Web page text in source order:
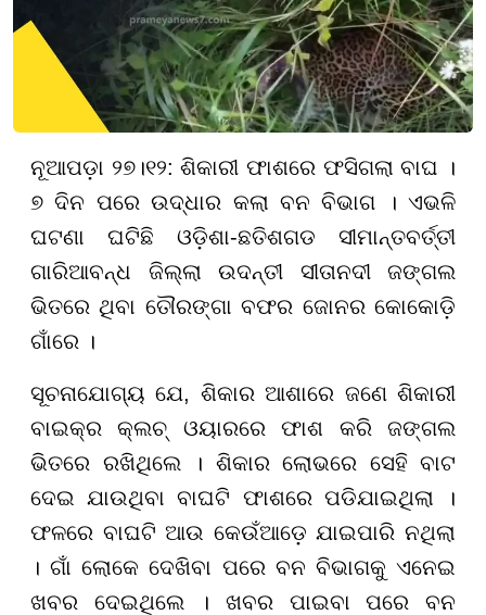
ନୂଆପଡ଼ା ୨୭।୧୨: ଶିକାରୀ ଫାଶରେ ଫସିଗଲା ବାଘ ।
୭ ଦିନ ପରେ ଉଦ୍ଧାର କଲା ବନ ବିଭାଗ । ଏଭଳି
ଘଟଣା ଘଟିଛି ଓଡ଼ିଶା-ଛତିଶଗଡ ସୀମାନ୍ତବର୍ତ୍ତୀ
ଗାରିଆବନ୍ଧ ଜିଲ୍ଲା ଉଦନ୍ତୀ ସୀତାନଦୀ ଜଙ୍ଗଲ
ଭିତରେ ଥିବା ତୌରଙ୍ଗା ବଫର ଜୋନର କୋକୋଡ଼ି
ଗାଁରେ ।
ସୂଚନାଯୋଗ୍ୟ ଯେ, ଶିକାର ଆଶାରେ ଜଣେ ଶିକାରୀ
ବାଇକ୍ର କ୍ଲଚ୍ ଓୟାରରେ ଫାଶ କରି ଜଙ୍ଗଲ
ଭିତରେ ରଖିଥିଲେ । ଶିକାର ଲୋଭରେ ସେହି ବାଟ
ଦେଇ ଯାଉଥିବା ବାଘଟି ଫାଶରେ ପଡିଯାଇଥିଲା ।
ଫଳରେ ବାଘଟି ଆଉ କେଉଁଆଡ଼େ ଯାଇପାରି ନଥିଲା
। ଗାଁ ଲୋକେ ଦେଖିବା ପରେ ବନ ବିଭାଗକୁ ଏନେଇ
ଖବର ଦେଇଥିଲେ । ଖବର ପାଇବା ପରେ ବନ